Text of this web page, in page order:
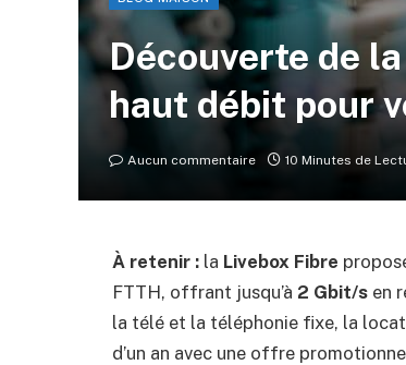
Découverte de
haut débit pour
Aucun commentaire 10 Minutes de
À retenir : la Livebox Fibre
FTTH, offrant jusqu’à 2 Gbit/s en
la télé et la téléphonie fixe, la
d’un an avec une offre